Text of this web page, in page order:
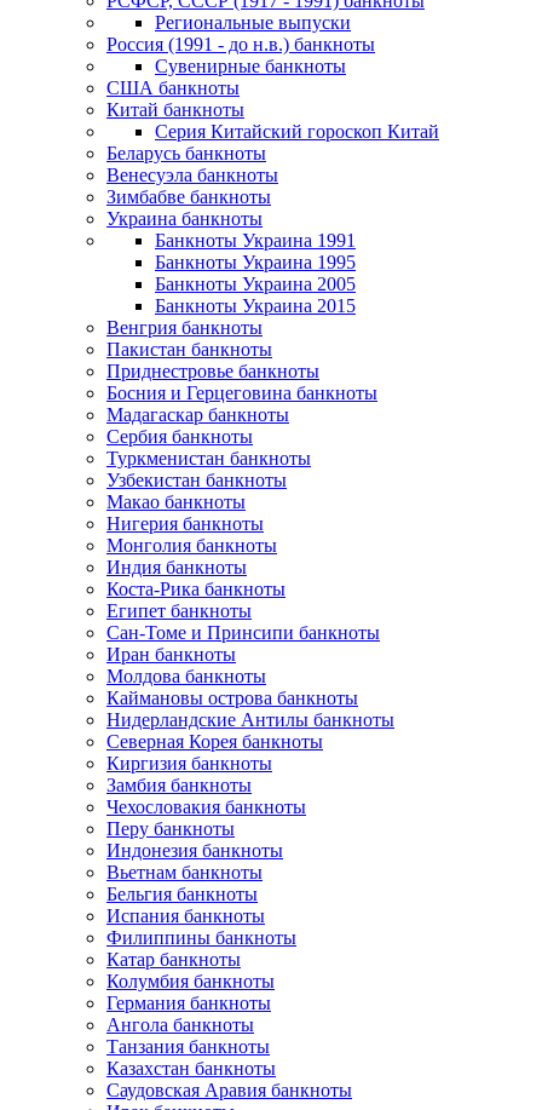
Региональные выпуски
Россия (1991 - до н.в.) банкноты
Сувенирные банкноты
США банкноты
Китай банкноты
Серия Китайский гороскоп Китай
Беларусь банкноты
Венесуэла банкноты
Зимбабве банкноты
Украина банкноты
Банкноты Украина 1991
Банкноты Украина 1995
Банкноты Украина 2005
Банкноты Украина 2015
Венгрия банкноты
Пакистан банкноты
Приднестровье банкноты
Босния и Герцеговина банкноты
Мадагаскар банкноты
Сербия банкноты
Туркменистан банкноты
Узбекистан банкноты
Макао банкноты
Нигерия банкноты
Монголия банкноты
Индия банкноты
Коста-Рика банкноты
Египет банкноты
Сан-Томе и Принсипи банкноты
Иран банкноты
Молдова банкноты
Каймановы острова банкноты
Нидерландские Антилы банкноты
Северная Корея банкноты
Киргизия банкноты
Замбия банкноты
Чехословакия банкноты
Перу банкноты
Индонезия банкноты
Вьетнам банкноты
Бельгия банкноты
Испания банкноты
Филиппины банкноты
Катар банкноты
Колумбия банкноты
Германия банкноты
Ангола банкноты
Танзания банкноты
Казахстан банкноты
Саудовская Аравия банкноты